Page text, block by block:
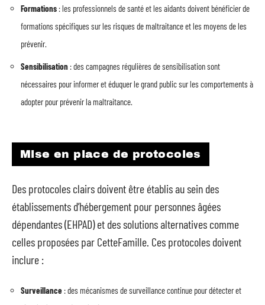
Formations : les professionnels de santé et les aidants doivent bénéficier de
formations spécifiques sur les risques de maltraitance et les moyens de les
prévenir.
Sensibilisation : des campagnes régulières de sensibilisation sont
nécessaires pour informer et éduquer le grand public sur les comportements à
adopter pour prévenir la maltraitance.
Mise en place de protocoles
Des protocoles clairs doivent être établis au sein des
établissements d’hébergement pour personnes âgées
dépendantes (EHPAD) et des solutions alternatives comme
celles proposées par CetteFamille. Ces protocoles doivent
inclure :
Surveillance : des mécanismes de surveillance continue pour détecter et